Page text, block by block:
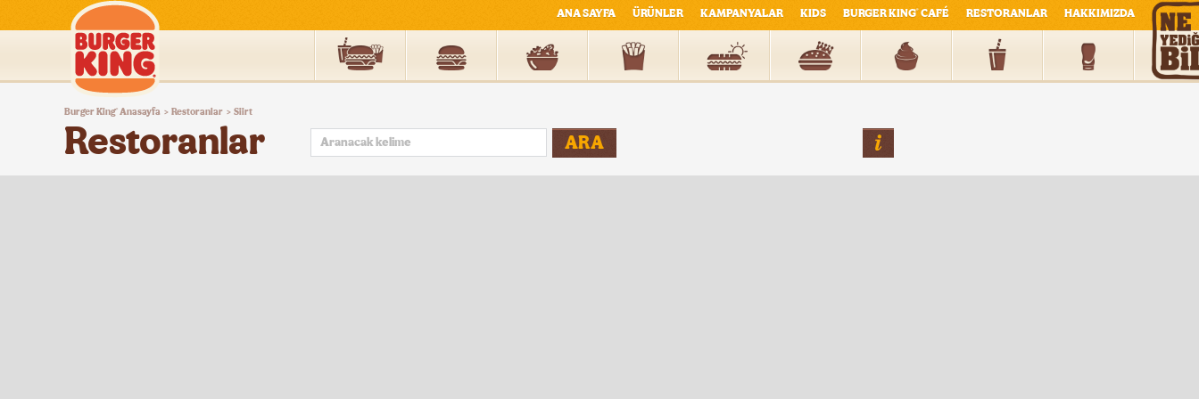
Burger
King®
Türkiye
ANA SAYFA ÜRÜNLER KAMPANYALAR KIDS BURGER KING® CAFÉ RESTORANLAR HAKKIMIZDA
Burger King® Anasayfa > Restoranlar > Siirt
Restoranlar ARA